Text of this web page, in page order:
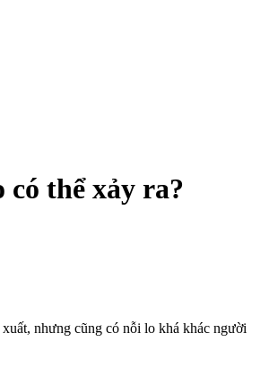
thể xảy ra?
nhưng cũng có nỗi lo khá khác người